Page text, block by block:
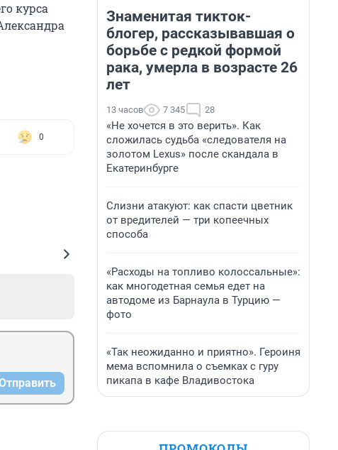
курса
0
Знаменитая тикток-
блогер, рассказывавшая о
борьбе с редкой формой
рака, умерла в возрасте 26
лет
13 часов 7 345 28
«Не хочется в это верить». Как
сложилась судьба «следователя на
золотом Lexus» после скандала в
Екатеринбурге
Слизни атакуют: как спасти цветник
от вредителей — три копеечных
способа
«Расходы на топливо колоссальные»:
как многодетная семья едет на
автодоме из Барнаула в Турцию —
фото
«Так неожиданно и приятно». Героиня
мема вспомнила о съемках с гуру
пикапа в кафе Владивостока